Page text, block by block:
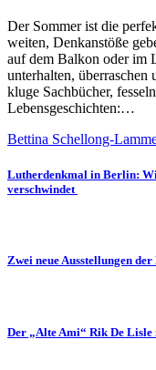
Der Sommer ist die
weiten, Denkanstöße
auf dem Balkon oder im
unterhalten,
kluge Sachbücher,
Lebensgeschichten:…
Bettina Schellong-
Lutherdenkmal in Berlin:
verschwindet
Zwei neue Ausstellungen
Der „Alte Ami“ Rik De Lisle